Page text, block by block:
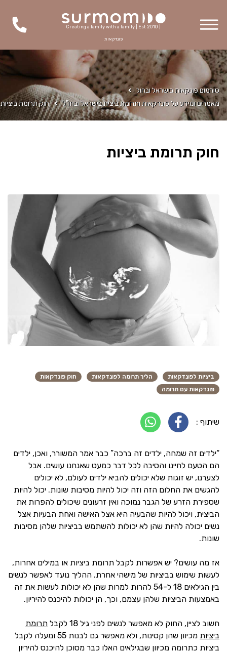
Creating a family with a family | Est 2010 |
פונדקאות
סורמום פונקאות בישראל ובחול
מאמרים ומידע על פונדקאות ותרומת ביצית בישראל ובחו"ל
חוק תרומת ביציות
חוק תרומת ביציות
ביציות לפונדקאות הליך תרומה לפונדקאות
חוק פונדקאות
פונדקאות עם תרומה
שיתוף :
“ילדים זה שמחה, ילדים זה ברכה” כבר אמר המשורר, ואכן, ילדים
הם הטעם לחיינו והסיבה לכל דבר כמעט שאנחנו עושים. אבל
לצערנו, יש זוגות שלא יכולים להביא ילדים לעולם, לא יכולים
להגשים את החלום הזה וזה יכול להיות מסיבות שונות. יכול להיות
שספירת הזרע של הגבר נמוכה ואין זרעונים שיכולים להפרות את
הביצית, ויכול להיות שהבעיה היא אצל האישה ואחת הבעיות אצל
נשים יכולה להיות שהן לא יכולות להשתמש בביציות שלהן מסיבות
שונות.
אז מה עושים? יש אפשרות לקבל תרומת ביציות או במילים אחרות,
לעשות שימוש בביציות של מישהי אחרת. ההליך נועד לאפשר לנשים
בין הגילאים 18 ל-54 להרות למרות שהן לא יכולות לעשות את זה
באמצעות הביציות שלהן עצמם, וכך, הן יכולות להיכנס להיריון.
חשוב לציין, החוק לא מאפשר לנשים לפני גיל 18 לקבל
תרומת
ביציות
מכיוון שהן קטינות, ולא מאפשר גם לבנות 55 ומעלה לקבל
ביציות כתרומה מכיוון שבגילאים האלו כבר מסוכן להיכנס להיריון